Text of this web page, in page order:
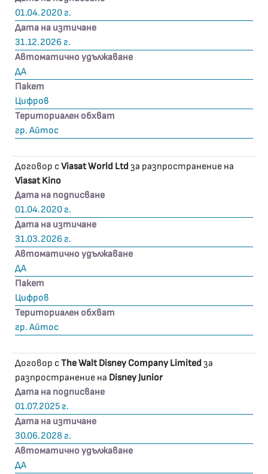
01.04.2020 г.
Дата на изтичане
31.12.2026 г.
Автоматично удължаване
ДА
Пакет
Цифров
Териториален обхват
гр. Айтос
Договор сViasat World Ltdза разпространение на
Viasat Kino
Дата на подписване
01.04.2020 г.
Дата на изтичане
31.03.2026 г.
Автоматично удължаване
ДА
Пакет
Цифров
Териториален обхват
гр. Айтос
Договор сThe Walt Disney Company Limitedза
разпространение на Disney Junior
Дата на подписване
01.07.2025 г.
Дата на изтичане
30.06.2028 г.
Автоматично удължаване
ДА